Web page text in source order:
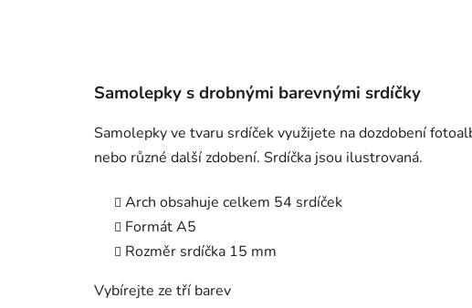
Samolepky s drobnými barevnými srdíčky
Samolepky ve tvaru srdíček využijete na dozdobení
nebo různé další zdobení. Srdíčka jsou ilustrovaná.
Arch obsahuje celkem 54 srdíček
Formát A5
Rozměr srdíčka 15 mm
Vybírejte ze tří barev